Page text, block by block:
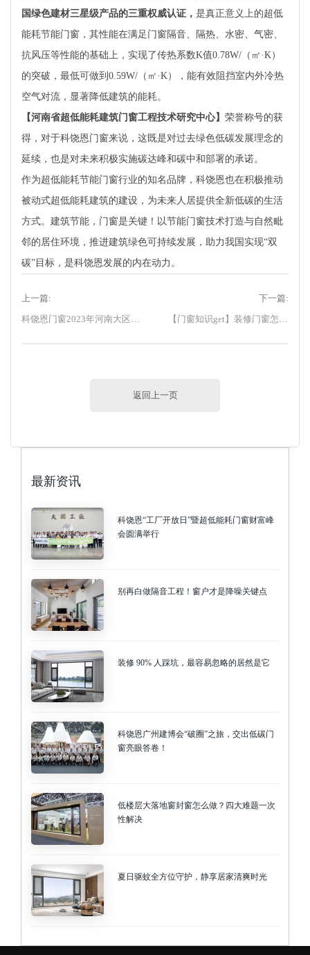
国绿色建材三星级产品的三重权威认证， 是真正意义上的超低
能耗节能门窗，其性能在满足门窗隔音、隔热、水密、气密、
抗风压等性能的基础上，实现了传热系数K值0.78W/（㎡·K）
的突破，最低可做到0.59W/（㎡·K），能有效阻挡室内外冷热
空气对流，显著降低建筑的能耗。
【河南省超低能耗建筑门窗工程技术研究中心】 荣誉称号的获
得，对于科饶恩门窗来说，这既是对过去绿色低碳发展理念的
延续，也是对未来积极实施碳达峰和碳中和部署的承诺。
作为超低能耗节能门窗行业的知名品牌，科饶恩也在积极推动
被动式超低能耗建筑的建设，为未来人居提供全新低碳的生活
方式。建筑节能，门窗是关键！以节能门窗技术打造与自然毗
邻的居住环境，推进建筑绿色可持续发展，助力我国实现“双
碳”目标，是科饶恩发展的内在动力。
上一篇:
科饶恩门窗2023年河南大区核心经销商会议圆满落幕！
下一篇:
【门窗知识get】装修门窗怎么选？看这里就够了！
返回上一页
最新资讯
科饶恩“工厂开放日”暨超低能耗门窗财富峰
会圆满举行
别再白做隔音工程！窗户才是降噪关键点
装修 90% 人踩坑，最容易忽略的居然是它
科饶恩广州建博会“破圈”之旅，交出低碳门
窗亮眼答卷！
低楼层大落地窗封窗怎么做？四大难题一次
性解决
夏日驱蚊全方位守护，静享居家清爽时光